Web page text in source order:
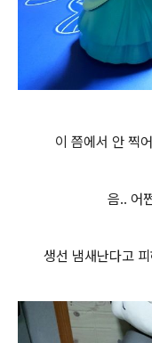
이 쯤에서 안 찍
음.. 어
생선 냄새난다고